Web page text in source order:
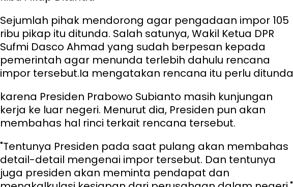
Sejumlah pihak mendorong agar pengadaan impor 105
ribu pikap itu ditunda. Salah satunya, Wakil Ketua DPR
Sufmi Dasco Ahmad yang sudah berpesan kepada
pemerintah agar menunda terlebih dahulu rencana
impor tersebut.Ia mengatakan rencana itu perlu ditunda
karena Presiden Prabowo Subianto masih kunjungan
kerja ke luar negeri. Menurut dia, Presiden pun akan
membahas hal rinci terkait rencana tersebut.
"Tentunya Presiden pada saat pulang akan membahas
detail-detail mengenai impor tersebut. Dan tentunya
juga presiden akan meminta pendapat dan